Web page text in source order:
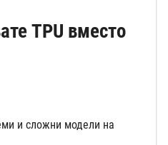
TPU вместо
и сложни модели на